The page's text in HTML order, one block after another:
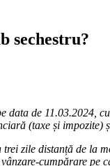
sechestru?
data de
(taxe și
zile distanță de la
cumpărare pe